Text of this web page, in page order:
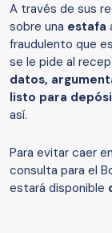
​A través de sus
sobre una estafa
fraudulento que
se le pide al
datos,
listo para
así.
Para evitar caer
consulta para el
estará disponible